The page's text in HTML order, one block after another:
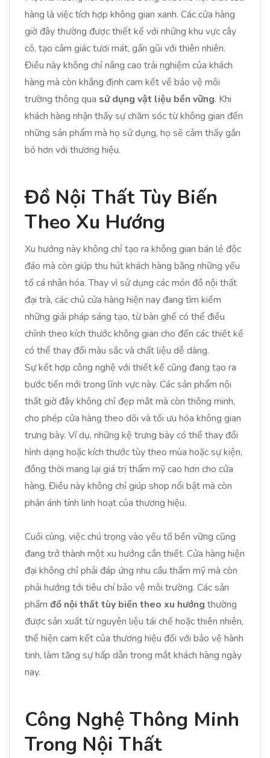
hàng là việc tích hợp không gian xanh. Các cửa hàng
giờ đây thường được thiết kế với những khu vực cây
cỏ, tạo cảm giác tươi mát, gần gũi với thiên nhiên.
Điều này không chỉ nâng cao trải nghiệm của khách
hàng mà còn khẳng định cam kết về bảo vệ môi
trường thông qua sử dụng vật liệu bền vững. Khi
khách hàng nhận thấy sự chăm sóc từ không gian đến
những sản phẩm mà họ sử dụng, họ sẽ cảm thấy gắn
bó hơn với thương hiệu.
Đồ Nội Thất Tùy Biến
Theo Xu Hướng
Xu hướng này không chỉ tạo ra không gian bán lẻ độc
đáo mà còn giúp thu hút khách hàng bằng những yếu
tố cá nhân hóa. Thay vì sử dụng các món đồ nội thất
đại trà, các chủ cửa hàng hiện nay đang tìm kiếm
những giải pháp sáng tạo, từ bàn ghế có thể điều
chỉnh theo kích thước không gian cho đến các thiết kế
có thể thay đổi màu sắc và chất liệu dễ dàng.
Sự kết hợp công nghệ với thiết kế cũng đang tạo ra
bước tiến mới trong lĩnh vực này. Các sản phẩm nội
thất giờ đây không chỉ đẹp mắt mà còn thông minh,
cho phép cửa hàng theo dõi và tối ưu hóa không gian
trưng bày. Ví dụ, những kệ trưng bày có thể thay đổi
hình dạng hoặc kích thước tùy theo mùa hoặc sự kiện,
đồng thời mang lại giá trị thẩm mỹ cao hơn cho cửa
hàng. Điều này không chỉ giúp shop nổi bật mà còn
phản ánh tính linh hoạt của thương hiệu.
Cuối cùng, việc chú trọng vào yếu tố bền vững cũng
đang trở thành một xu hướng cần thiết. Cửa hàng hiện
đại không chỉ phải đáp ứng nhu cầu thẩm mỹ mà còn
phải hướng tới tiêu chí bảo vệ môi trường. Các sản
phẩm đồ nội thất tùy biến theo xu hướng thường
được sản xuất từ nguyên liệu tái chế hoặc thiên nhiên,
thể hiện cam kết của thương hiệu đối với bảo vệ hành
tinh, làm tăng sự hấp dẫn trong mắt khách hàng ngày
nay.
Công Nghệ Thông Minh
Trong Nội Thất